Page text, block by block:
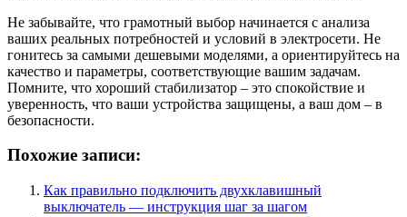
Не забывайте, что грамотный выбор начинается с анализа
ваших реальных потребностей и условий в электросети. Не
гонитесь за самыми дешевыми моделями, а ориентируйтесь на
качество и параметры, соответствующие вашим задачам.
Помните, что хороший стабилизатор – это спокойствие и
уверенность, что ваши устройства защищены, а ваш дом – в
безопасности.
Похожие записи:
Как правильно подключить двухклавишный
выключатель — инструкция шаг за шагом